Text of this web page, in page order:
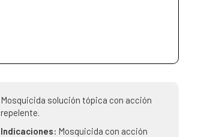
Mosquicida solución tópica con acción
repelente.
Indicaciones: Mosquicida con acción